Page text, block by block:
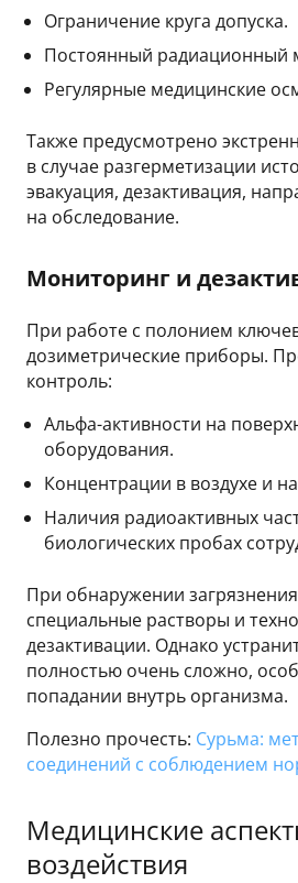
Ограничение круга допуска.
Постоянный радиационный
Регулярные медицинские
Также предусмотрено
в случае разгерметизации
эвакуация, дезактивация,
на обследование.
Мониторинг и
При работе с полонием
дозиметрические приборы.
контроль:
Альфа-активности на
оборудования.
Концентрации в воздухе и
Наличия радиоактивных
биологических пробах
При обнаружении
специальные растворы и
дезактивации. Однако
полностью очень сложно,
попадании внутрь организма.
Полезно прочесть: Сурьма:
соединений с соблюдением
Медицинские
воздействия